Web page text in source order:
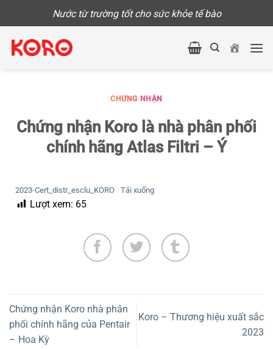
content
Nước từ trường tốt cho sức khỏe tế bào
CHỨNG NHẬN
Chứng nhận Koro là nhà phân phối
chính hãng Atlas Filtri – Ý
2023-Cert_distr_esclu_KORO Tải xuống
Lượt xem: 65
Chứng nhận Koro nhà phân
phối chính hãng của Pentair
– Hoa Kỳ
Koro – Thương hiệu xuất sắc
2023